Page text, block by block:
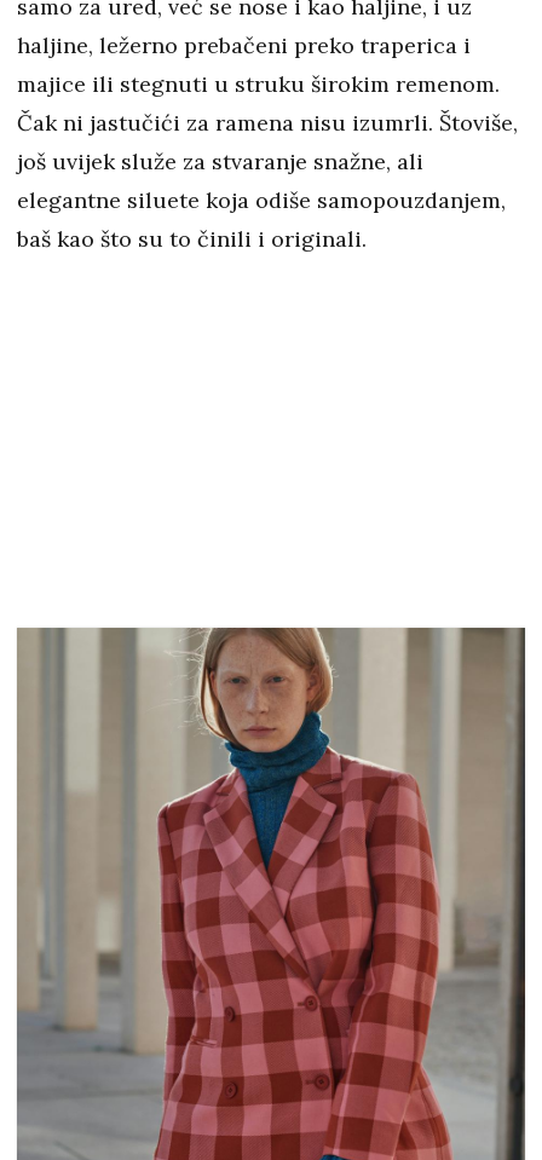
samo za ured, već se nose i kao haljine, i uz
haljine, ležerno prebačeni preko traperica i
majice ili stegnuti u struku širokim remenom.
Čak ni jastučići za ramena nisu izumrli. Štoviše,
još uvijek služe za stvaranje snažne, ali
elegantne siluete koja odiše samopouzdanjem,
baš kao što su to činili i originali.